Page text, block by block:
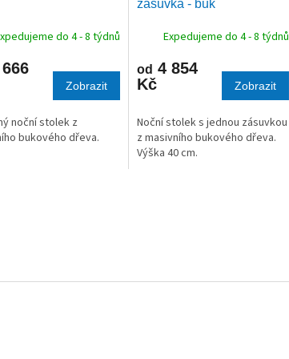
A
do 4 - 8 týdnů
Zobrazit
noční stolek z
bukového dřeva.
A
zásuvka - buk
Expedujeme do 4 - 8 týdnů
od 4 854
Kč
Zobrazit
Noční stolek s jednou zásuvkou
z masivního bukového dřeva.
Výška 40 cm.